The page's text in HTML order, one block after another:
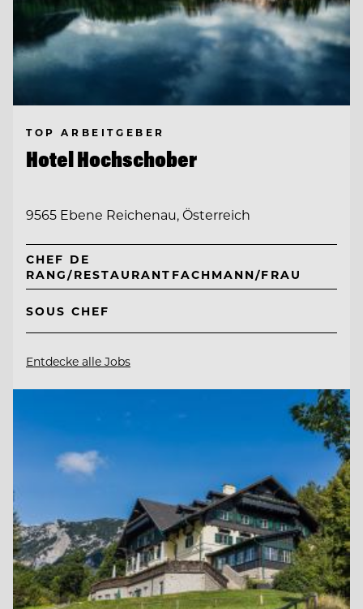
TOP ARBEITGEBER
Hotel Hochschober
9565 Ebene Reichenau, Österreich
CHEF DE
RANG/RESTAURANTFACHMANN/FRAU
SOUS CHEF
Entdecke alle Jobs